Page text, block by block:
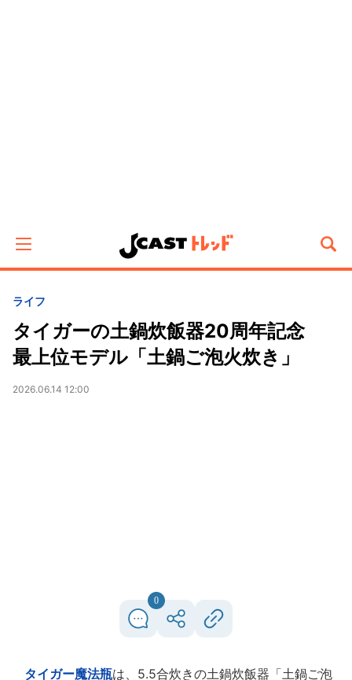
ライフ
タイガーの土鍋炊飯器20周年記念
最上位モデル「土鍋ご泡火炊き」
2026.06.14 12:00
0
タイガー魔法瓶は、5.5合炊きの土鍋炊飯器「土鍋ご泡